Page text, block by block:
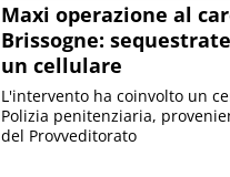
Maxi operazione al
Brissogne:
un cellulare
L'intervento ha coinvolto un
Polizia penitenziaria,
del Provveditorato